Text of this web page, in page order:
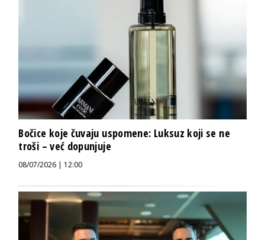
Bočice koje čuvaju uspomene: Luksuz koji se ne
troši – već dopunjuje
08/07/2026 | 12:00